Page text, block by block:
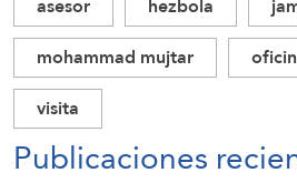
mohammad mujtar
visita
Publicaciones